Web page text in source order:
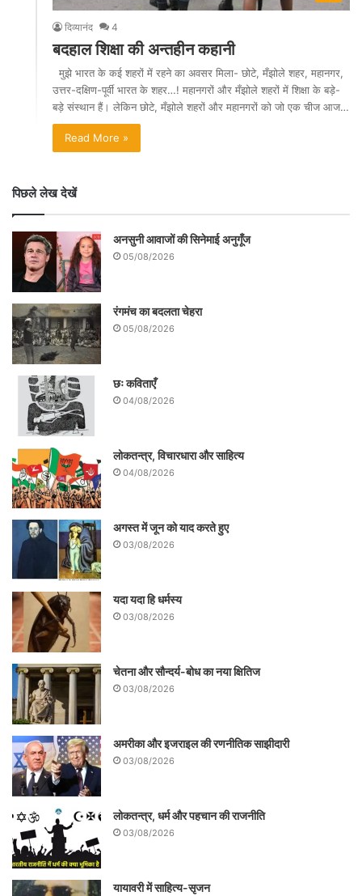
दिव्यानंद 4
बदहाल शिक्षा की अन्तहीन कहानी
मुझे भारत के कई शहरों में रहने का अवसर मिला- छोटे, मँझोले शहर, महानगर,
उत्तर-दक्षिण-पूर्वी भारत के शहर…! महानगरों और मँझोले शहरों में शिक्षा के बड़े-
बड़े संस्थान हैं। लेकिन छोटे, मँझोले शहरों और महानगरों को जो एक चीज आज…
Read More »
पिछले लेख देखें
अनसुनी आवाजों की सिनेमाई अनुगूँज
05/08/2026
रंगमंच का बदलता चेहरा
05/08/2026
छः कविताएँ
04/08/2026
लोकतन्त्र, विचारधारा और साहित्य
04/08/2026
अगस्त में जून को याद करते हुए
03/08/2026
यदा यदा हि धर्मस्य
03/08/2026
चेतना और सौन्दर्य-बोध का नया क्षितिज
03/08/2026
अमरीका और इजराइल की रणनीतिक साझीदारी
03/08/2026
लोकतन्त्र, धर्म और पहचान की राजनीति
03/08/2026
यायावरी में साहित्य-सृजन